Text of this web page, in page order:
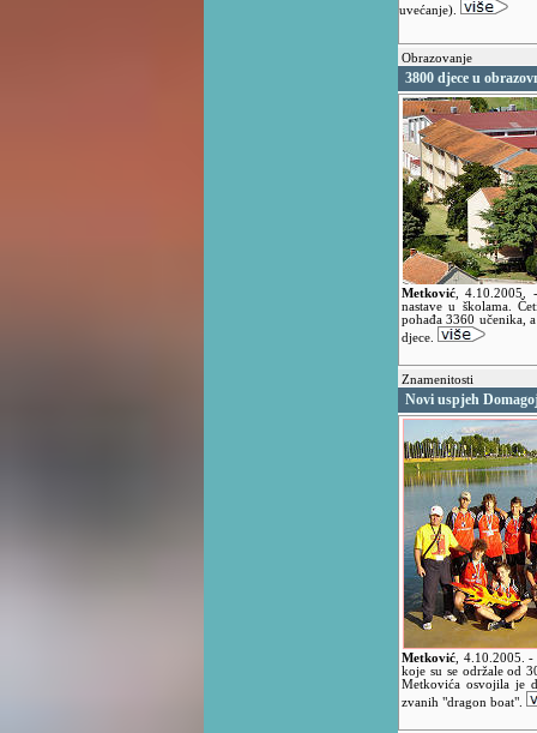
uvećanje).
Obrazovanje
3800 djece u
Metković ,4.10.2005.
nastave u školama.
pohađa 3360 učenika,
djece.
Znamenitosti
Novi uspjeh
Metković 4.10.2005.-
koje su se održale od
Metkovića osvojila je
zvanih "dragon boat".